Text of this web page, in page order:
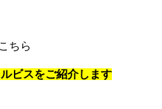
ちら
ビスをご紹介します